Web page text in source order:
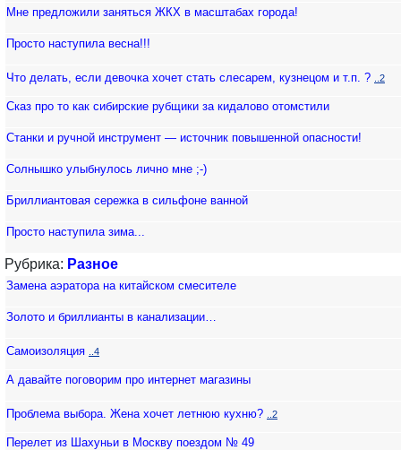
Мне предложили заняться ЖКХ в масштабах города!
Просто наступила весна!!!
Что делать, если девочка хочет стать слесарем, кузнецом и т.п. ? ..2
Сказ про то как сибирские рубщики за кидалово отомстили
Станки и ручной инструмент — источник повышенной опасности!
Солнышко улыбнулось лично мне ;-)
Бриллиантовая сережка в сильфоне ванной
Просто наступила зима...
Рубрика: Разное
Замена аэратора на китайском смесителе
Золото и бриллианты в канализации…
Самоизоляция ..4
А давайте поговорим про интернет магазины
Проблема выбора. Жена хочет летнюю кухню? ..2
Перелет из Шахуньи в Москву поездом № 49